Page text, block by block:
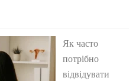
Як часто
потрібно
відвідувати